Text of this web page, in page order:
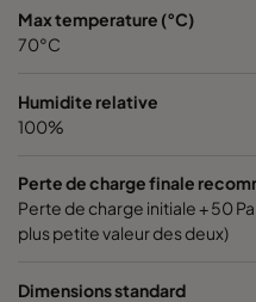
Max temperature (°C)
70°C
Humidite relative
100%
Perte de charge finale
Perte de charge initiale + 50
plus petite valeur des deux)
Dimensions standard